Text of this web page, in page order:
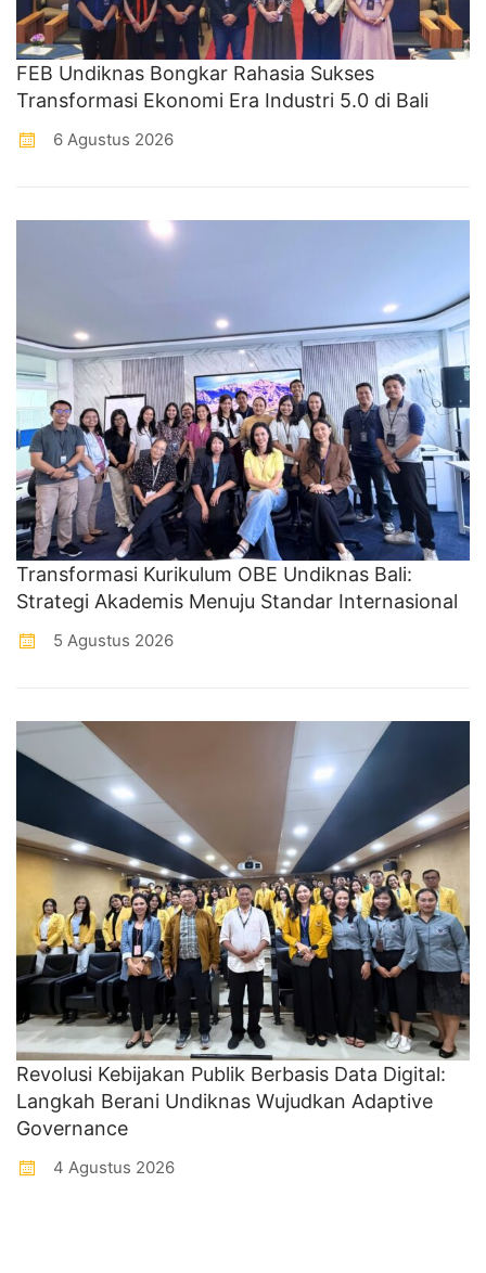
FEB Undiknas Bongkar Rahasia Sukses
Transformasi Ekonomi Era Industri 5.0 di Bali
6 Agustus 2026
Transformasi Kurikulum OBE Undiknas Bali:
Strategi Akademis Menuju Standar Internasional
5 Agustus 2026
Revolusi Kebijakan Publik Berbasis Data Digital:
Langkah Berani Undiknas Wujudkan Adaptive
Governance
4 Agustus 2026